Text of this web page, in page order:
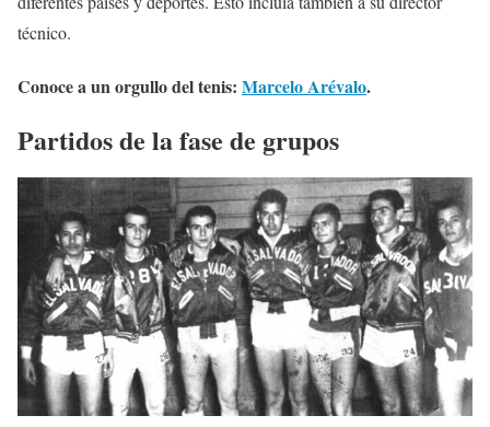
técnico.
Conoce a un orgullo del tenis: Marcelo Arévalo.
Partidos de la fase de grupos